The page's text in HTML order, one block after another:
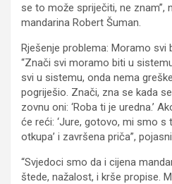
se to može spriječiti, ne
mandarina Robert Šuman.
Rješenje problema: Moramo
“Znači svi moramo biti u
svi u sistemu, onda nema
pogriješio. Znači, zna se kada
zovnu oni: ‘Roba ti je uredna.’
će reći: ‘Jure, gotovo, mi smo s
otkupa’ i završena priča”,
“Svjedoci smo da i cijena
štede, nažalost, i krše propise.